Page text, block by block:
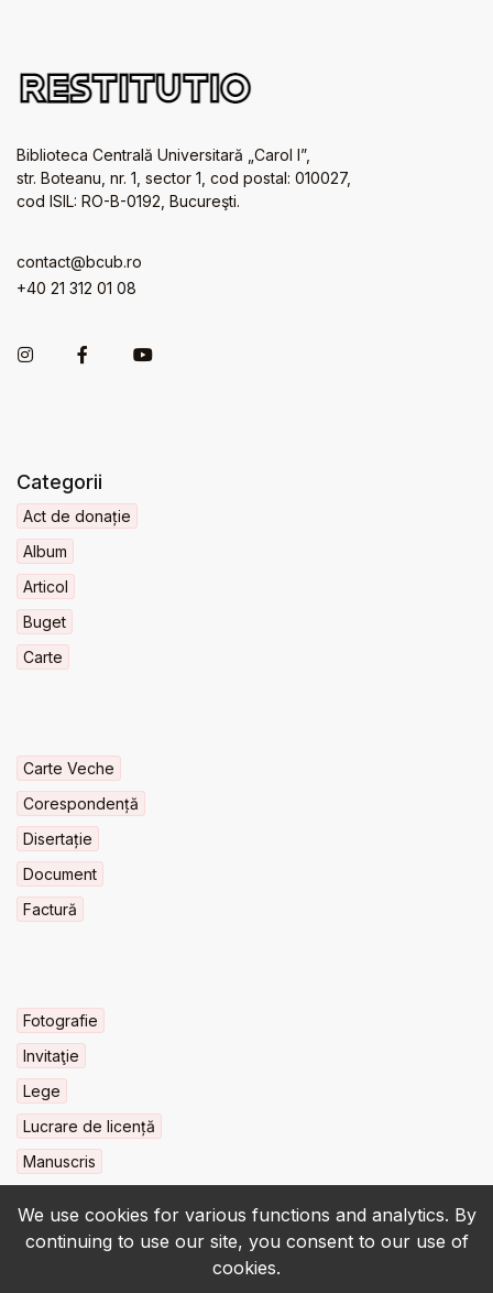
We use cookies for various functions and analytics. By
continuing to use our site, you consent to our use of
cookies.
Biblioteca Centrală Universitară „Carol I”,
str. Boteanu, nr. 1, sector 1, cod postal: 010027,
cod ISIL: RO-B-0192, Bucureşti.
contact@bcub.ro
+40 21 312 01 08
Categorii
Act de donație
Album
Articol
Buget
Carte
Carte Veche
Corespondență
Disertație
Document
Factură
Fotografie
Invitaţie
Lege
Lucrare de licență
Manuscris